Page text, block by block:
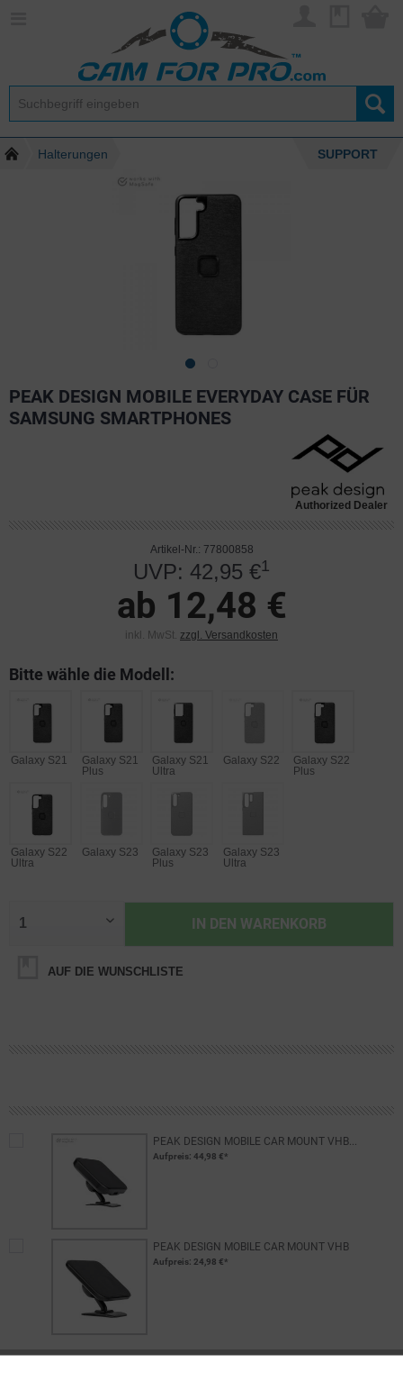
Halterungen SUPPORT
PEAK DESIGN MOBILE EVERYDAY CASE FÜR
SAMSUNG SMARTPHONES
Authorized Dealer
Artikel-Nr.: 77800858
UVP: 42,95 €1
ab 12,48 €
inkl. MwSt. zzgl. Versandkosten
Bitte wähle die Modell:
Galaxy S21
Galaxy S21
Plus
Galaxy S21
Ultra
Galaxy S22
Galaxy S22
Plus
Galaxy S22
Ultra
Galaxy S23
Galaxy S23
Plus
Galaxy S23
Ultra
IN DEN WARENKORB
AUF DIE WUNSCHLISTE
PEAK DESIGN MOBILE CAR MOUNT VHB...
Aufpreis: 44,98 €*
PEAK DESIGN MOBILE CAR MOUNT VHB
Aufpreis: 24,98 €*